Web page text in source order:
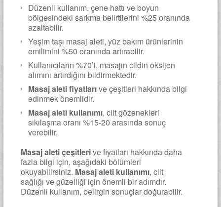
Düzenli kullanım, çene hattı ve boyun
bölgesindeki sarkma belirtilerini %25 oranında
azaltabilir.
Yeşim taşı masaj aleti, yüz bakım ürünlerinin
emilimini %50 oranında artırabilir.
Kullanıcıların %70’i, masajın cildin oksijen
alımını artırdığını bildirmektedir.
Masaj aleti fiyatlarıve çeşitleri hakkında bilgi
edinmek önemlidir.
Masaj aleti kullanımı, cilt gözenekleri
sıkılaşma oranı %15-20 arasında sonuç
verebilir.
Masaj aleti çeşitlerive fiyatları hakkında daha
fazla bilgi için, aşağıdaki bölümleri
okuyabilirsiniz. Masaj aleti kullanımı, cilt
sağlığı ve güzelliği için önemli bir adımdır.
Düzenli kullanım, belirgin sonuçlar doğurabilir.